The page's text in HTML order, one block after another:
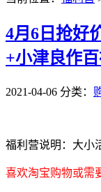
4月6日抢好
+小津良作百
2021-04-06 分类：
福利营说明：大小
喜欢淘宝购物或需